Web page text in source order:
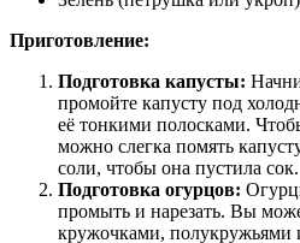
Приготовление:
Подготовка капусты:
промойте капусту под
её тонкими полосками.
можно слегка помять
соли, чтобы она пустила сок.
Подготовка огурцов:
промыть и нарезать. Вы
кружочками, полукружьями